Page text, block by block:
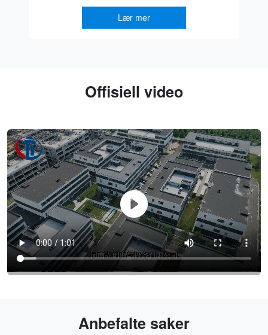
sentralt lavspennings distribusjons- og
industrielle høyspennings- og
Offisiell video
Anbefalte saker